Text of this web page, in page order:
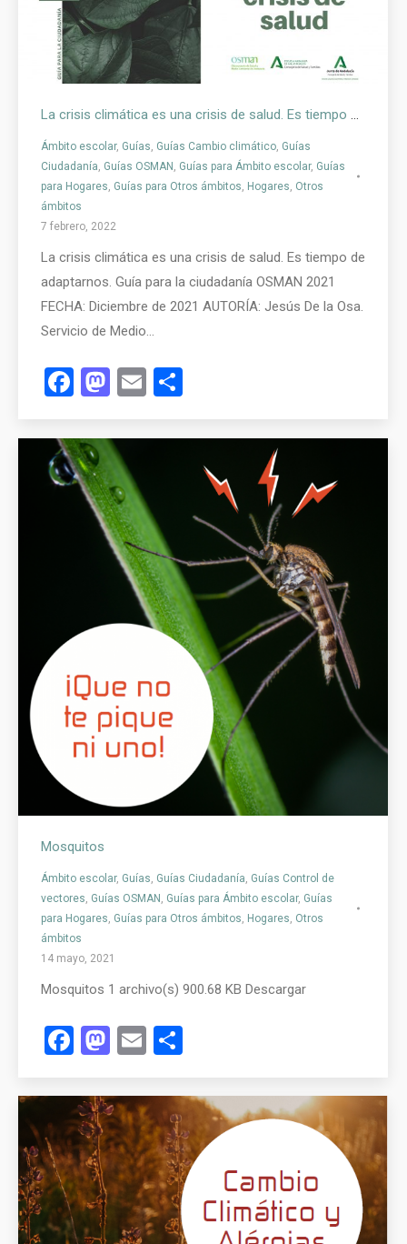
La crisis climática es una crisis de salud. Es tiempo de adaptarnos.
Ámbito escolar, Guías, Guías Cambio climático, Guías
Ciudadanía, Guías OSMAN , Guías para Ámbito escolar, Guías
para Hogares, Guías para Otros ámbitos, Hogares, Otros
ámbitos
7 febrero, 2022
La crisis climática es una crisis de salud. Es tiempo de
adaptarnos. Guía para la ciudadanía OSMAN 2021
FECHA: Diciembre de 2021 AUTORÍA: Jesús De la Osa.
Servicio de Medio…
Facebook
Mastodon
Email
Mosquitos
Ámbito escolar, Guías, Guías Ciudadanía, Guías Control de
vectores, Guías OSMAN , Guías para Ámbito escolar, Guías
para Hogares, Guías para Otros ámbitos, Hogares, Otros
ámbitos
14 mayo, 2021
Mosquitos 1 archivo(s) 900.68 KB Descargar
Facebook
Mastodon
Email